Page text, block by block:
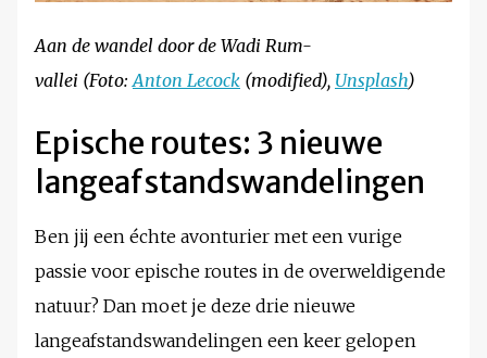
Aan de wandel door de Wadi Rum-
vallei (Foto: Anton Lecock (modified), Unsplash)
Epische routes: 3 nieuwe
langeafstandswandelingen
Ben jij een échte avonturier met een vurige
passie voor epische routes in de overweldigende
natuur? Dan moet je deze drie nieuwe
langeafstandswandelingen een keer gelopen